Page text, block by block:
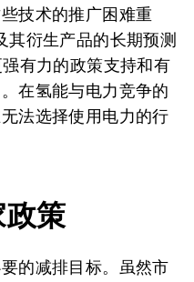
技术的推广困难重
其衍生产品的长期预测
有力的政策支持和有
在氢能与电力竞争的
法选择使用电力的行
政策
的减排目标。虽然市